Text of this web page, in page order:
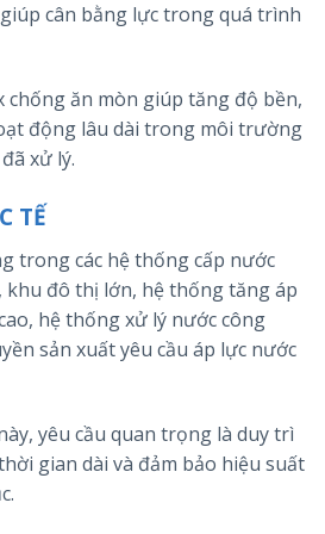
cân bằng lực trong quá trình
chống ăn mòn giúp tăng độ bền,
động lâu dài trong môi trường
xử lý.
TẾ
trong các hệ thống cấp nước
khu đô thị lớn, hệ thống tăng áp
hệ thống xử lý nước công
sản xuất yêu cầu áp lực nước
yêu cầu quan trọng là duy trì
gian dài và đảm bảo hiệu suất